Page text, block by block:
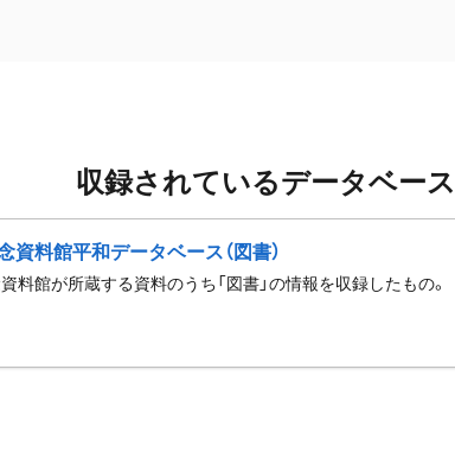
収録されているデータベース
資料館平和データベース（図書）
料館が所蔵する資料のうち「図書」の情報を収録したもの。